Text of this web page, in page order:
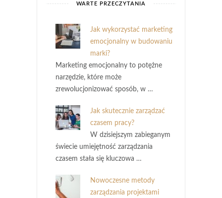
WARTE PRZECZYTANIA
Jak wykorzystać marketing
emocjonalny w budowaniu
marki?
Marketing emocjonalny to potężne
narzędzie, które może
zrewolucjonizować sposób, w …
Jak skutecznie zarządzać
czasem pracy?
W dzisiejszym zabieganym
świecie umiejętność zarządzania
czasem stała się kluczowa …
Nowoczesne metody
zarządzania projektami